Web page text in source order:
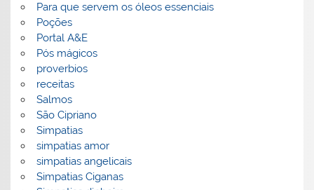
Para que servem os óleos essenciais
Poções
Portal A&E
Pós mágicos
proverbios
receitas
Salmos
São Cipriano
Simpatias
simpatias amor
simpatias angelicais
Simpatias Ciganas